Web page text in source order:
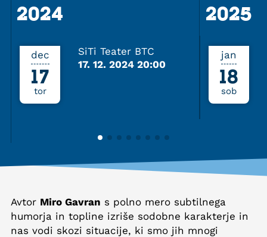
2024
2024
dec
17
tor
SiTi Teater BTC
17. 12. 2024 20:00
2025
jan
18
sob
Avtor Miro Gavran s polno mero subtilnega
humorja in topline izriše sodobne karakterje in
nas vodi skozi situacije, ki smo jih mnogi